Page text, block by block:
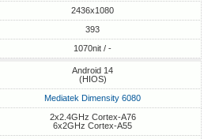
2436x1080
393
1070nit / -
Android 14
(HIOS)
Mediatek Dimensity 6080
2x2.4GHz Cortex-A76
6x2GHz Cortex-A55